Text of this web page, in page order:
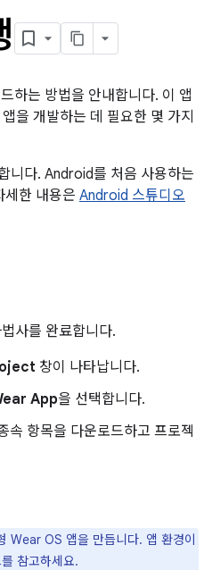
하는 방법을 안내합니다. 이 앱
을 개발하는 데 필요한 몇 가지
니다. Android를 처음 사용하는
한 내용은 Android 스튜디오
사를 완료합니다.
창이 나타납니다.
App을 선택합니다.
항목을 다운로드하고 프로젝
Wear OS 앱을 만듭니다. 앱 환경이
참고하세요.